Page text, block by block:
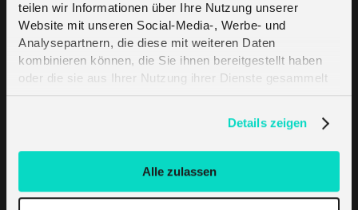
teilen wir Informationen über Ihre Nutzung unserer
Website mit unseren Social-Media-, Werbe- und
Analysepartnern, die diese mit weiteren Daten
kombinieren können, die Sie ihnen bereitgestellt haben
oder die sie aus Ihrer Nutzung ihrer Dienste gesammelt
Details zeigen
Alle zulassen
Telefon *
Bitte beschreiben Sie ihre Anforderung und die